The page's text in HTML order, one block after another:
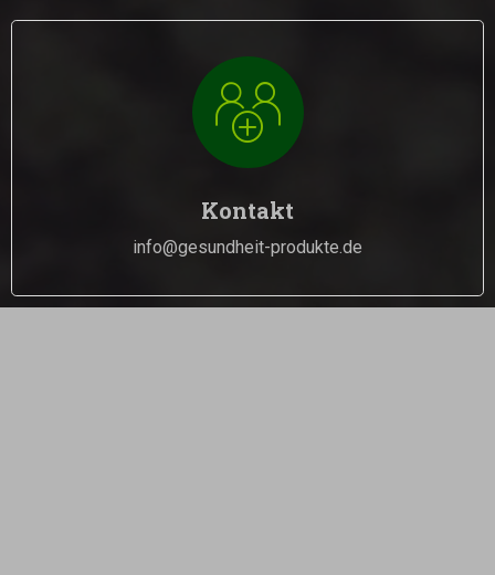
Kontakt
info@gesundheit-produkte.de
Haben Sie eine Frage?
Dann schreiben Sie uns eine E-Mail an